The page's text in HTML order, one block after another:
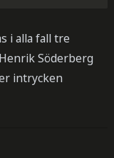
i alla fall tre
Söderberg
intrycken